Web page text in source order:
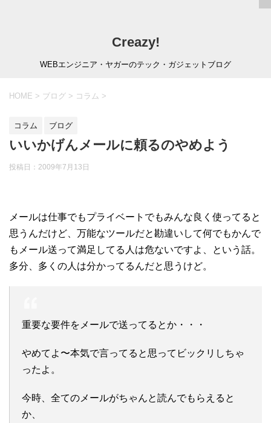
Creazy!
WEBエンジニア・ヤガーのテック・ガジェットブログ
HOME > ブログ > コラム >
コラム ブログ
いいかげんメールに頼るのやめよう
投稿日： 2009年7月13日
メールは仕事でもプライベートでもみんな良く使ってると
思うんだけど、万能なツールだと勘違いして何でもかんで
もメール送って満足してる人は危ないですよ、という話。
多分、多くの人は分かってるんだと思うけど。
重要な要件をメールで送ってるとか・・・
やめてよ〜本気で言ってると思ってビックリしちゃ
ったよ。
今時、全てのメールがちゃんと読んでもらえると
か、